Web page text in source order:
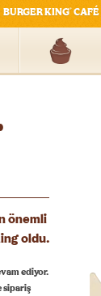
BURGER KING® CAFÉ
önemli
oldu.
ediyor.
sipariş